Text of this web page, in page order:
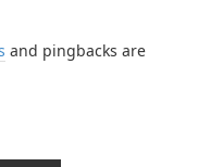
and pingbacks are